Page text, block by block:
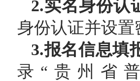
2.实名身份认
身份认证并设置
3.报名信息填
录 “贵州省